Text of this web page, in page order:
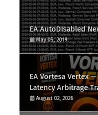
EA AutoDIsabled
May 05, 2019
EA Vortesa Vertex
Latency Arbitrage
Smart Technical
August 02, 2026